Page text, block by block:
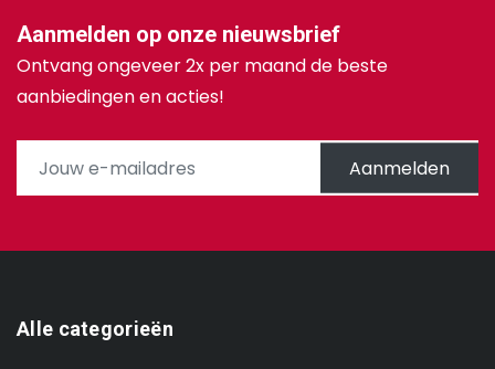
Aanmelden op onze nieuwsbrief
Ontvang ongeveer 2x per maand de beste
aanbiedingen en acties!
Aanmelden
Alle categorieën